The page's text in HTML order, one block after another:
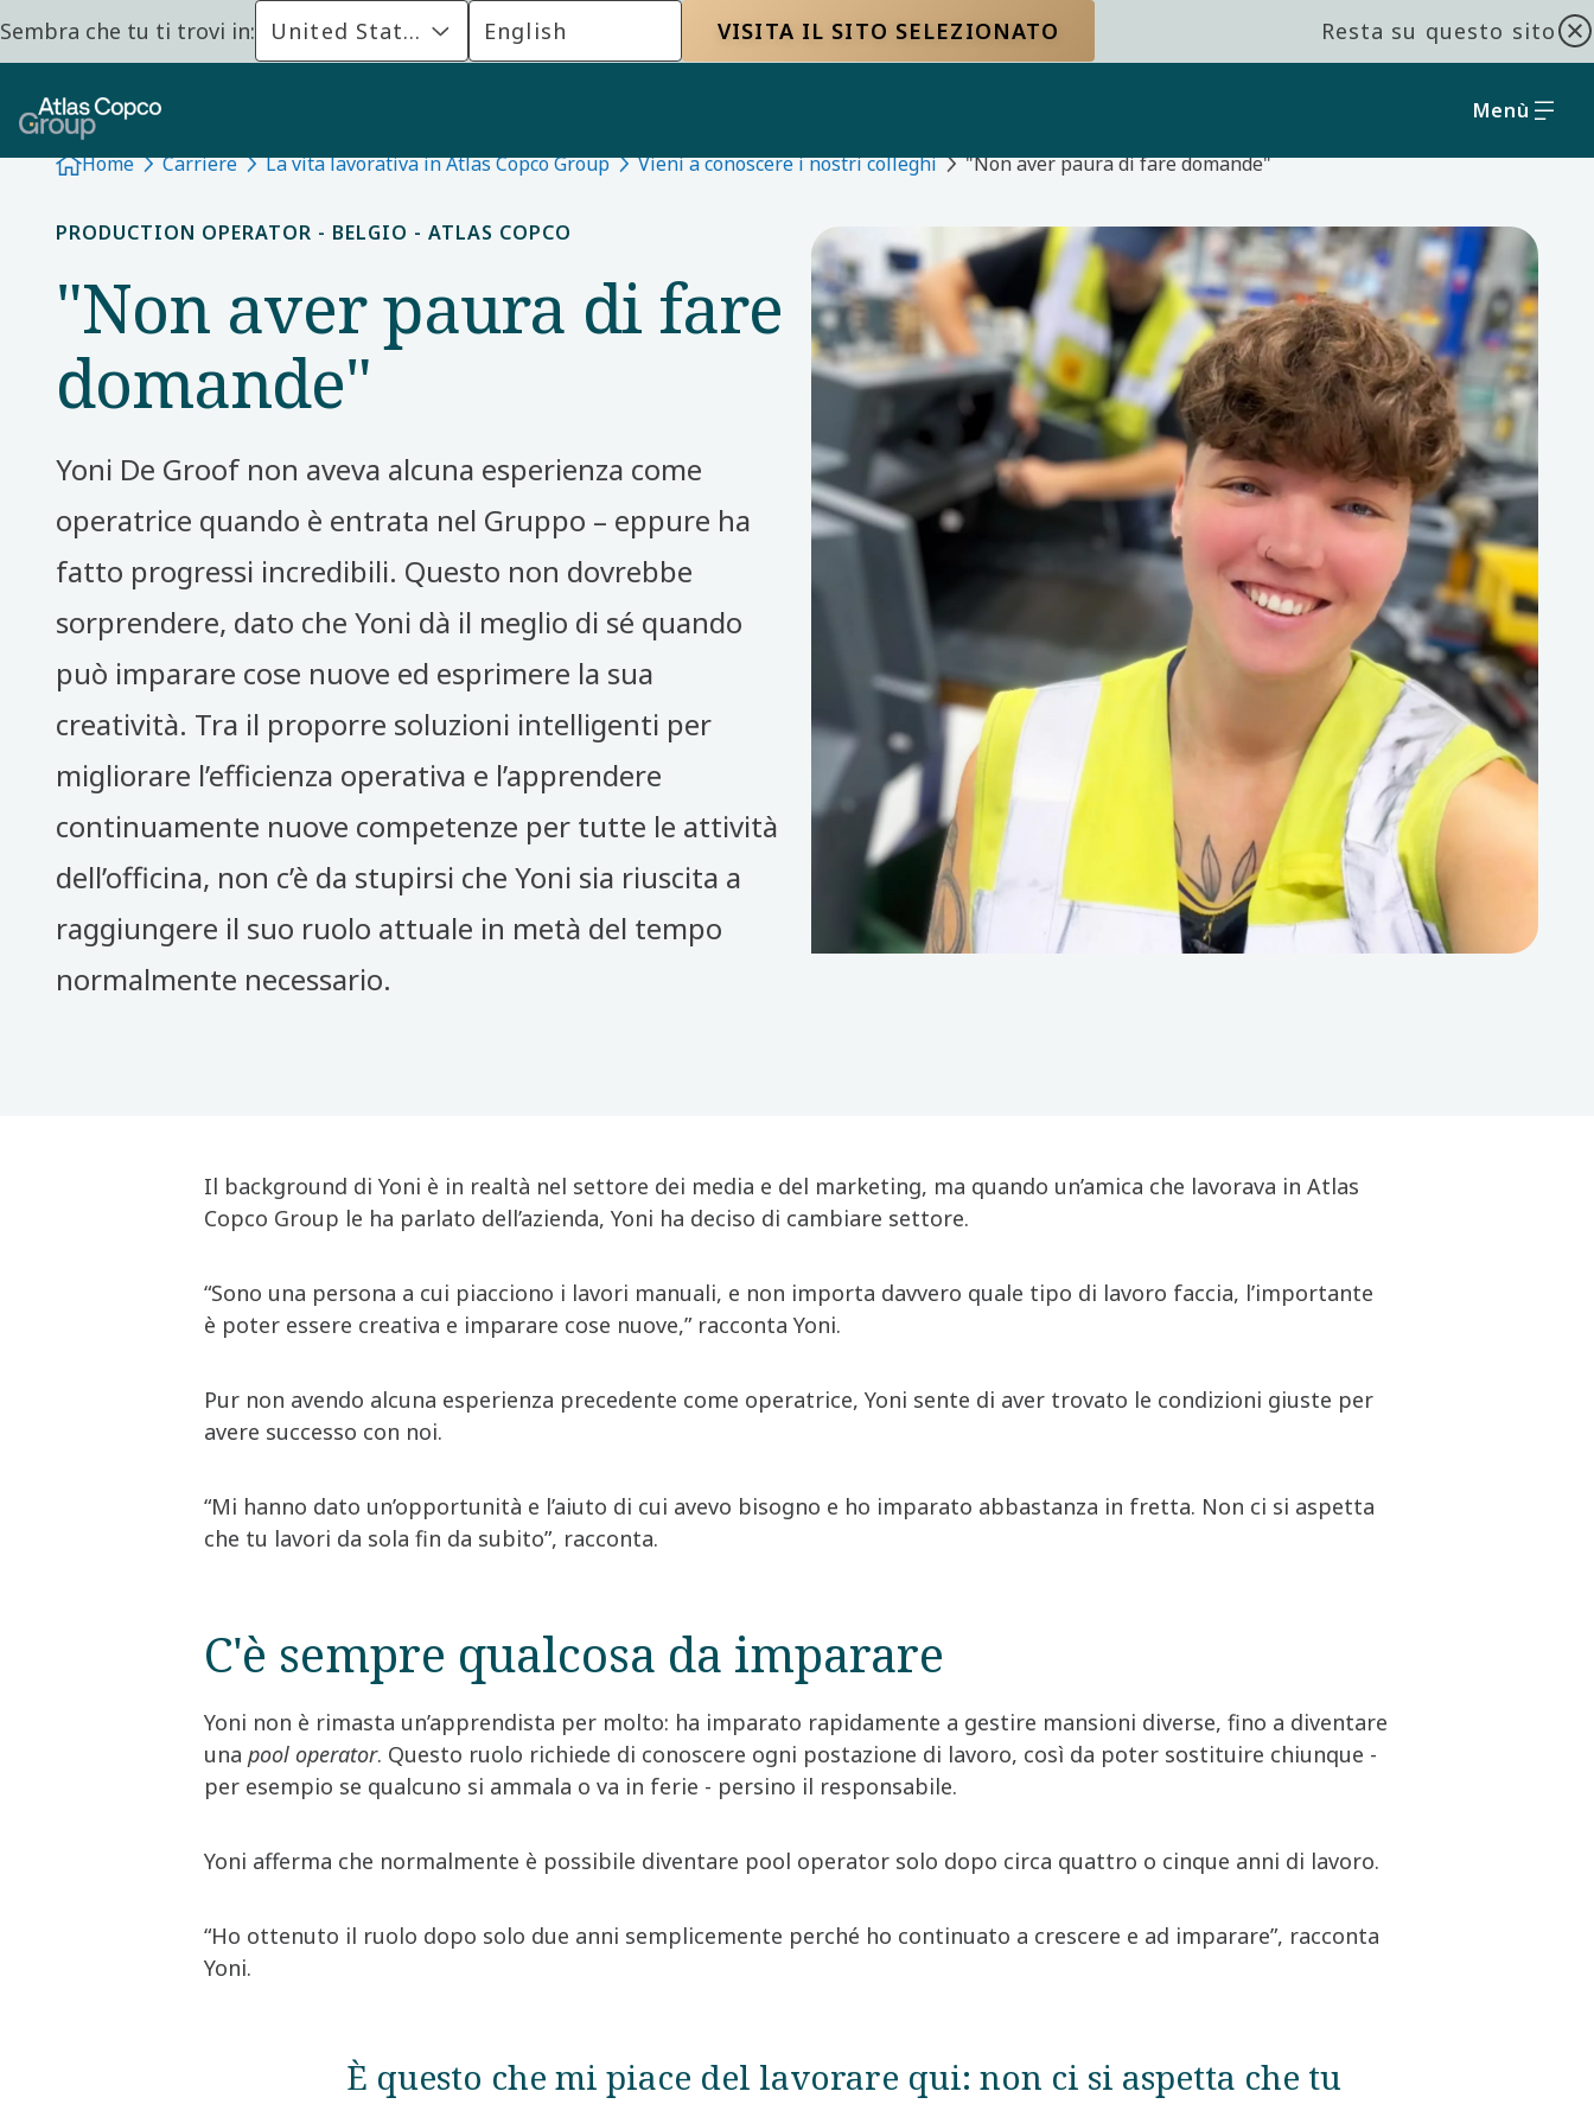
Sembra che tu ti trovi in: United States English VISITA IL SITO SELEZIONATO Resta su questo sito
Menù
Home Carriere La vita lavorativa in Atlas Copco Group Vieni a conoscere i nostri colleghi "Non aver paura di fare domande"
PRODUCTION OPERATOR - BELGIO - ATLAS COPCO
"Non aver paura di fare
domande"
Yoni De Groof non aveva alcuna esperienza come
operatrice quando è entrata nel Gruppo – eppure ha
fatto progressi incredibili. Questo non dovrebbe
sorprendere, dato che Yoni dà il meglio di sé quando
può imparare cose nuove ed esprimere la sua
creatività. Tra il proporre soluzioni intelligenti per
migliorare l’efficienza operativa e l’apprendere
continuamente nuove competenze per tutte le attività
dell’officina, non c’è da stupirsi che Yoni sia riuscita a
raggiungere il suo ruolo attuale in metà del tempo
normalmente necessario.
Il background di Yoni è in realtà nel settore dei media e del marketing, ma quando un’amica che lavorava in Atlas
Copco Group le ha parlato dell’azienda, Yoni ha deciso di cambiare settore.
“Sono una persona a cui piacciono i lavori manuali, e non importa davvero quale tipo di lavoro faccia, l’importante
è poter essere creativa e imparare cose nuove,” racconta Yoni.
Pur non avendo alcuna esperienza precedente come operatrice, Yoni sente di aver trovato le condizioni giuste per
avere successo con noi.
“Mi hanno dato un’opportunità e l’aiuto di cui avevo bisogno e ho imparato abbastanza in fretta. Non ci si aspetta
che tu lavori da sola fin da subito”, racconta.
C'è sempre qualcosa da imparare
Yoni non è rimasta un’apprendista per molto: ha imparato rapidamente a gestire mansioni diverse, fino a diventare
una pool operator. Questo ruolo richiede di conoscere ogni postazione di lavoro, così da poter sostituire chiunque -
per esempio se qualcuno si ammala o va in ferie - persino il responsabile.
Yoni afferma che normalmente è possibile diventare pool operator solo dopo circa quattro o cinque anni di lavoro.
“Ho ottenuto il ruolo dopo solo due anni semplicemente perché ho continuato a crescere e ad imparare”, racconta
Yoni.
È questo che mi piace del lavorare qui: non ci si aspetta che tu